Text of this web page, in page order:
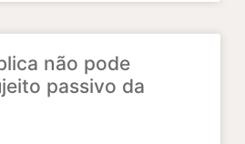
não pode
passivo da